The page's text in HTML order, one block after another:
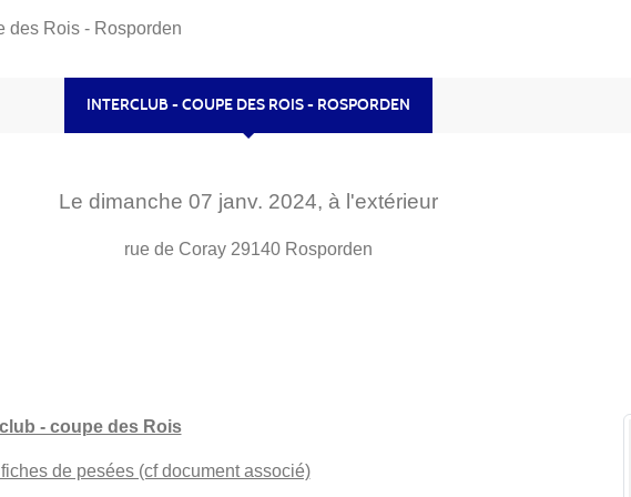
des Rois - Rosporden
INTERCLUB - COUPE DES ROIS - ROSPORDEN
Le dimanche 07 janv. 2024, à l'extérieur
rue de Coray 29140 Rosporden
- coupe des Rois
de pesées (cf document associé)